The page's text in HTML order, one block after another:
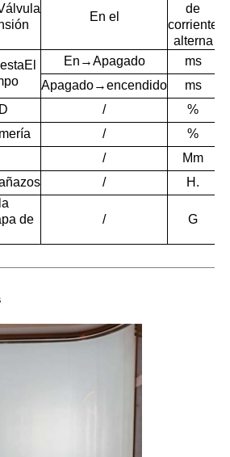
En el
de
corriente
alterna
El
En→Apagado
ms
Apagado→encendido
ms
/
%
/
%
/
Mm
/
H.
de
/ G